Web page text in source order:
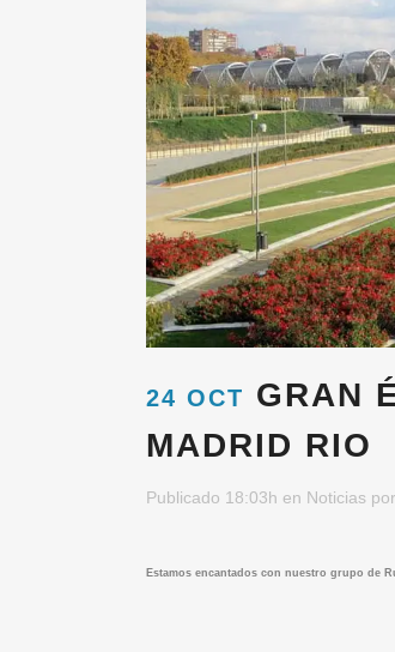
24 OCT GRAN
MADRID RIO
Publicado 18:03h en Noticias por
Estamos encantados con nuestro grupo de